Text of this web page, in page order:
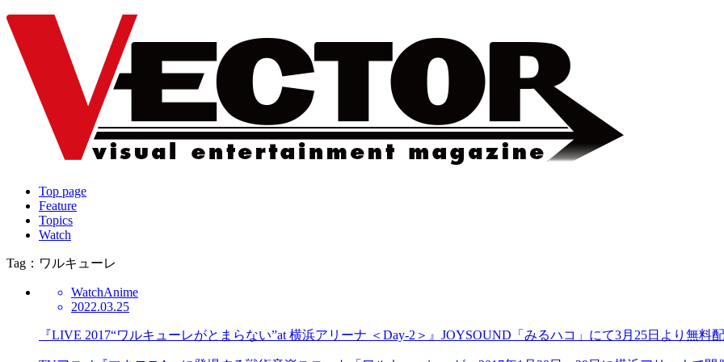
Top page
Feature
Topics
Watch
Tag：ワルキューレ
WatchAnime
2022.03.25
『LIVE 2017“ワルキューレがとまらない”at 横浜アリーナ ＜Day-2＞』JOYSOUND「みるハコ」にて3月25日より無料